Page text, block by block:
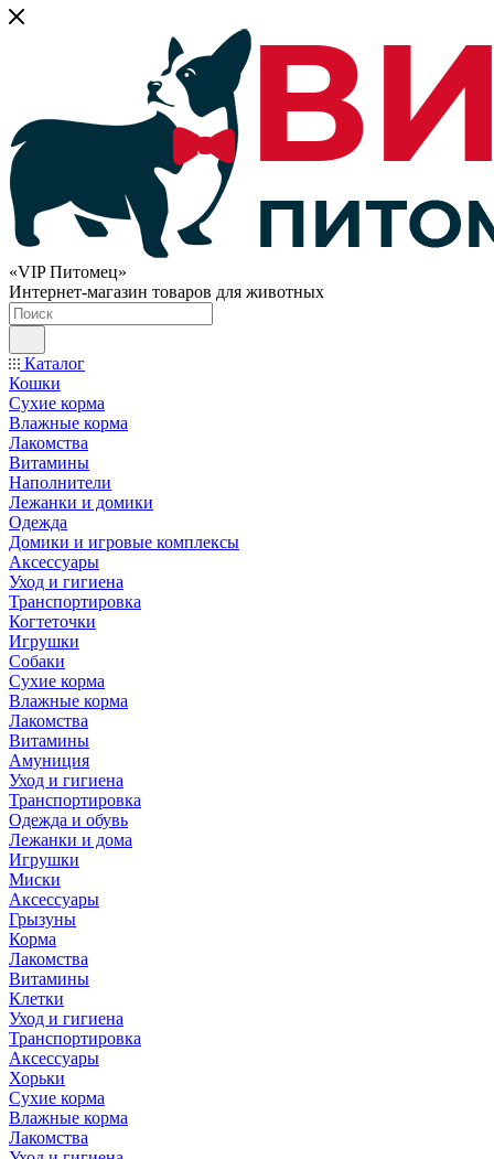
«VIP Питомец»
Интернет-магазин товаров для животных
Каталог
Кошки
Сухие корма
Влажные корма
Лакомства
Витамины
Наполнители
Лежанки и домики
Одежда
Домики и игровые комплексы
Аксессуары
Уход и гигиена
Транспортировка
Когтеточки
Игрушки
Собаки
Сухие корма
Влажные корма
Лакомства
Витамины
Амуниция
Уход и гигиена
Транспортировка
Одежда и обувь
Лежанки и дома
Игрушки
Миски
Аксессуары
Грызуны
Корма
Лакомства
Витамины
Клетки
Уход и гигиена
Транспортировка
Аксессуары
Хорьки
Сухие корма
Влажные корма
Лакомства